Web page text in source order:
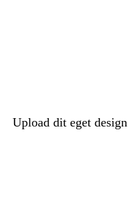
Upload dit eget design